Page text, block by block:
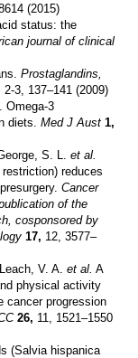
(2015)
status: the
journal of clinical
Prostaglandins,
2-3, 137–141 (2009)
Omega-3
diets.Med J Aust 1,
S. L.
et al.
reduces
Cancer
of the
cosponsored by
17, 12, 3577–
V. A. et al. A
physical activity
cancer progression
26, 11, 1521–1550
(Salvia hispanica